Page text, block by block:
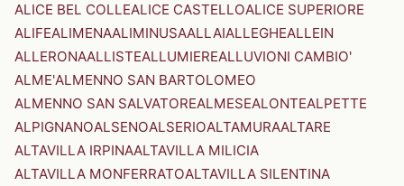
ALICE BEL COLLEALICE CASTELLOALICE SUPERIORE
ALIFEALIMENAALIMINUSAALLAIALLEGHEALLEIN
ALLERONAALLISTEALLUMIEREALLUVIONI CAMBIO'
ALME'ALMENNO SAN BARTOLOMEO
ALMENNO SAN SALVATOREALMESEALONTEALPETTE
ALPIGNANOALSENOALSERIOALTAMURAALTARE
ALTAVILLA IRPINAALTAVILLA MILICIA
ALTAVILLA MONFERRATOALTAVILLA SILENTINA